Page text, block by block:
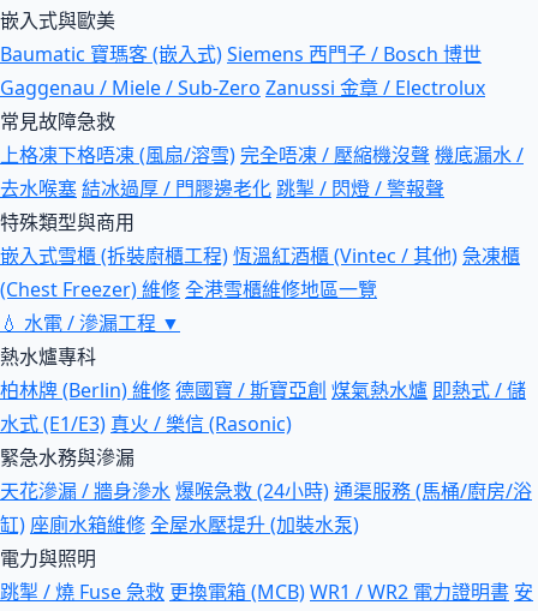
嵌入式與歐美
Baumatic 寶瑪客 (嵌入式)Siemens 西門子 / Bosch 博世
Gaggenau / Miele / Sub-Zero Zanussi 金章 / Electrolux
常見故障急救
上格凍下格唔凍 (風扇/溶雪)完全唔凍 / 壓縮機沒聲 機底漏水 /
去水喉塞結冰過厚 / 門膠邊老化跳掣 / 閃燈 / 警報聲
特殊類型與商用
嵌入式雪櫃 (拆裝廚櫃工程)恆溫紅酒櫃 (Vintec / 其他)急凍櫃
(Chest Freezer) 維修全港雪櫃維修地區一覽
💧 水電 / 滲漏工程 ▼
熱水爐專科
柏林牌 (Berlin) 維修德國寶 / 斯寶亞創 煤氣熱水爐 即熱式 / 儲
水式 (E1/E3) 真火 / 樂信 (Rasonic)
緊急水務與滲漏
天花滲漏 / 牆身滲水爆喉急救 (24小時)通渠服務 (馬桶/廚房/浴
缸) 座廁水箱維修全屋水壓提升 (加裝水泵)
電力與照明
跳掣 / 燒 Fuse 急救 更換電箱 (MCB)WR1 / WR2 電力證明書 安